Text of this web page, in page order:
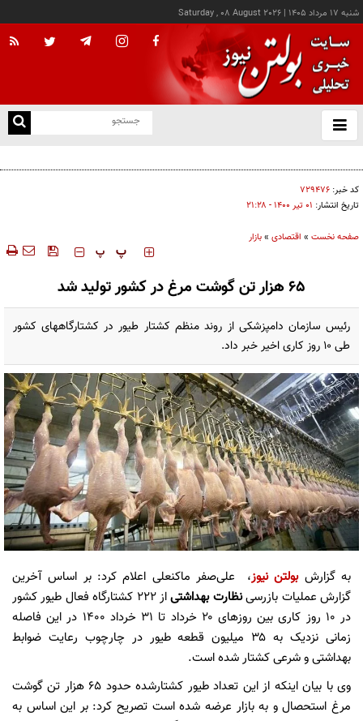
شنبه ۱۷ مرداد ۱۴۰۵ |
Saturday , 08 August 2026
باز
و
کد خبر: ۷۲۹۴۷۶
تاریخ انتشار: ۰۱ تير ۱۴۰۰ - ۲۱:۲۸
صفحه نخست » اقتصادی »بازار
‍‍‍ پ پ
۶۵ هزار تن گوشت مرغ در کشور تولید شد
رئیس سازمان دامپزشکی از روند منظم کشتار طیور در کشتارگاههای کشور
طی ۱۰ روز کاری اخیر خبر داد.
به گزارشبولتن نیوز، علی‌صفر ماکنعلی اعلام کرد: بر اساس آخرین
گزارش عملیات بازرسینظارت بهداشتی
از ۲۲۲ کشتارگاه فعال طیور کشور
در ۱۰ روز کاری بین روزهای ۲۰ خرداد تا ۳۱ خرداد ۱۴۰۰ در این فاصله
زمانی نزدیک به ۳۵ میلیون قطعه طیور در چارچوب رعایت ضوابط
بهداشتی و شرعی کشتار شده است.
وی با بیان اینکه از این تعداد طیور کشتارشده حدود ۶۵ هزار تن گوشت
مرغ استحصال و به بازار عرضه شده است تصریح کرد: بر این اساس به